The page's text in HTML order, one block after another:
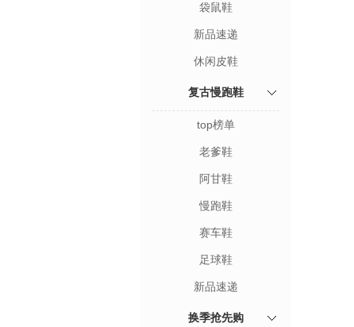
袋鼠鞋
新品速递
休闲皮鞋
复古慢跑鞋
top榜单
老爹鞋
阿甘鞋
慢跑鞋
赛车鞋
足球鞋
新品速递
换季抢先购